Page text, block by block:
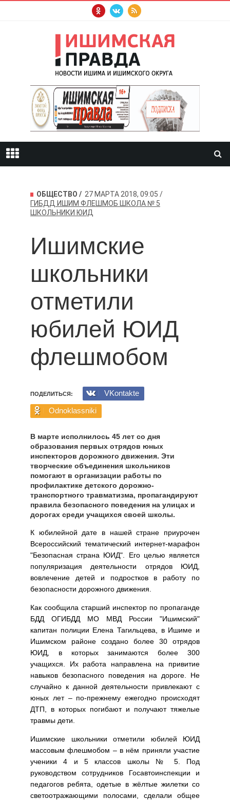
ОБЩЕСТВО
27 МАРТА 2018, 09:05
ГИБДД ИШИМ ФЛЕШМОБ ШКОЛА № 5
ШКОЛЬНИКИ ЮИД
Ишимские
школьники
отметили
юбилей ЮИД
флешмобом
ПОДЕЛИТЬСЯ:
VKontakte
Odnoklassniki
В марте исполнилось 45 лет со дня
образования первых отрядов юных
инспекторов дорожного движения. Эти
творческие объединения школьников
помогают в организации работы по
профилактике детского дорожно-
транспортного травматизма, пропагандируют
правила безопасного поведения на улицах и
дорогах среди учащихся своей школы.
К юбилейной дате в нашей стране приурочен
Всероссийский тематический интернет-марафон
"Безопасная страна ЮИД". Его целью является
популяризация деятельности отрядов ЮИД,
вовлечение детей и подростков в работу по
безопасности дорожного движения.
Как сообщила старший инспектор по пропаганде
БДД ОГИБДД МО МВД России "Ишимский"
капитан полиции Елена Тагильцева, в Ишиме и
Ишимском районе создано более 30 отрядов
ЮИД, в которых занимаются более 300
учащихся. Их работа направлена на привитие
навыков безопасного поведения на дороге. Не
случайно к данной деятельности привлекают с
юных лет – по-прежнему ежегодно происходят
ДТП, в которых погибают и получают тяжелые
травмы дети.
Ишимские школьники отметили юбилей ЮИД
массовым флешмобом – в нём приняли участие
ученики 4 и 5 классов школы № 5. Под
руководством сотрудников Госавтоинспекции и
педагогов ребята, одетые в жёлтые жилетки со
светоотражающими полосами, сделали общее